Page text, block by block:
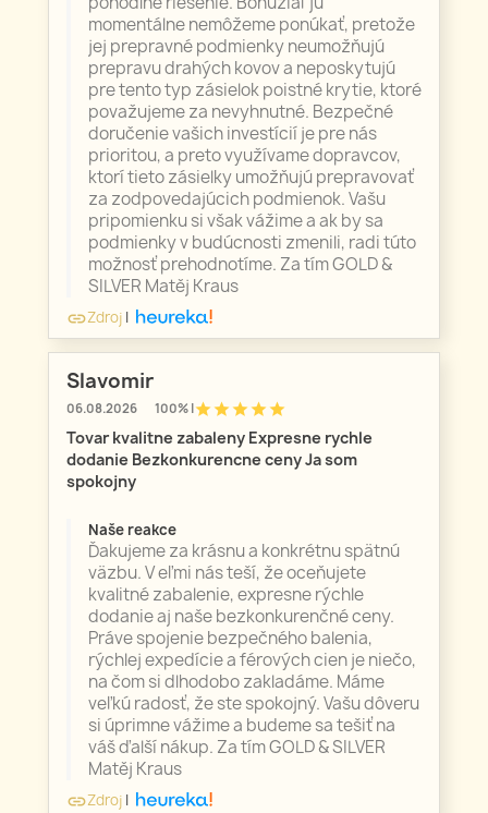
momentálne nemôžeme ponúkať, pretože
jej prepravné podmienky neumožňujú
prepravu drahých kovov a neposkytujú
pre tento typ zásielok poistné krytie, ktoré
považujeme za nevyhnutné. Bezpečné
doručenie vašich investícií je pre nás
prioritou, a preto využívame dopravcov,
ktorí tieto zásielky umožňujú prepravovať
za zodpovedajúcich podmienok. Vašu
pripomienku si však vážime a ak by sa
podmienky v budúcnosti zmenili, radi túto
možnosť prehodnotíme. Za tím GOLD &
SILVER Matěj Kraus
linkZdroj |
Slavomir
06.08.2026 100% |starstarstarstarstar
Tovar kvalitne zabaleny Expresne rychle
dodanie Bezkonkurencne ceny Ja som
spokojny
Naše reakce
Ďakujeme za krásnu a konkrétnu spätnú
väzbu. V eľmi nás teší, že oceňujete
kvalitné zabalenie, expresne rýchle
dodanie aj naše bezkonkurenčné ceny.
Práve spojenie bezpečného balenia,
rýchlej expedície a férových cien je niečo,
na čom si dlhodobo zakladáme. Máme
veľkú radosť, že ste spokojný. Vašu dôveru
si úprimne vážime a budeme sa tešiť na
váš ďalší nákup. Za tím GOLD & SILVER
Matěj Kraus
linkZdroj |